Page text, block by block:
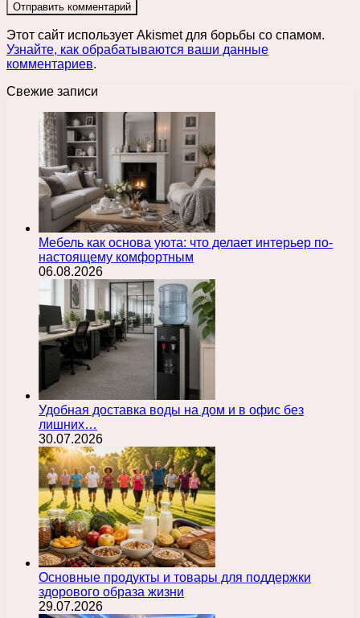
Этот сайт использует Akismet для борьбы со спамом.
Узнайте, как обрабатываются ваши данные
комментариев.
Свежие записи
Мебель как основа уюта: что делает интерьер по-
настоящему комфортным
06.08.2026
Удобная доставка воды на дом и в офис без
лишних…
30.07.2026
Основные продукты и товары для поддержки
здорового образа жизни
29.07.2026